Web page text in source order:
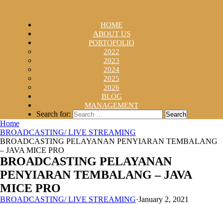
HOME
ABOUT US
PORTOFOLIO
2022
2023
2024
2025
2026
BLOG
MANAGEMENT
Search for:
Home
BROADCASTING/ LIVE STREAMING
BROADCASTING PELAYANAN PENYIARAN TEMBALANG
– JAVA MICE PRO
BROADCASTING PELAYANAN
PENYIARAN TEMBALANG – JAVA
MICE PRO
BROADCASTING/ LIVE STREAMING·January 2, 2021